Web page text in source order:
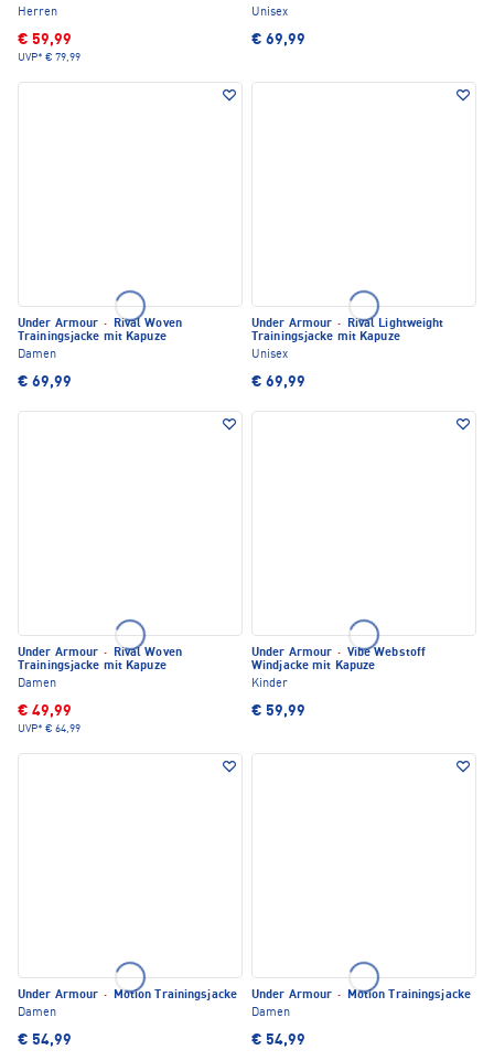
Herren
€ 59,99
UVP* € 79,99
Unisex
€ 69,99
Under Armour ·
Rival Woven
Trainingsjacke mit Kapuze
Damen
€ 69,99
Under Armour ·
Rival Lightweight
Trainingsjacke mit Kapuze
Unisex
€ 69,99
Under Armour ·
Rival Woven
Trainingsjacke mit Kapuze
Damen
€ 49,99
UVP* € 64,99
Under Armour · Vibe Webstoff
Windjacke mit Kapuze
Kinder
€ 59,99
Under Armour ·
Motion Trainingsjacke
Damen
€ 54,99
Under Armour ·
Motion Trainingsjacke
Damen
€ 54,99